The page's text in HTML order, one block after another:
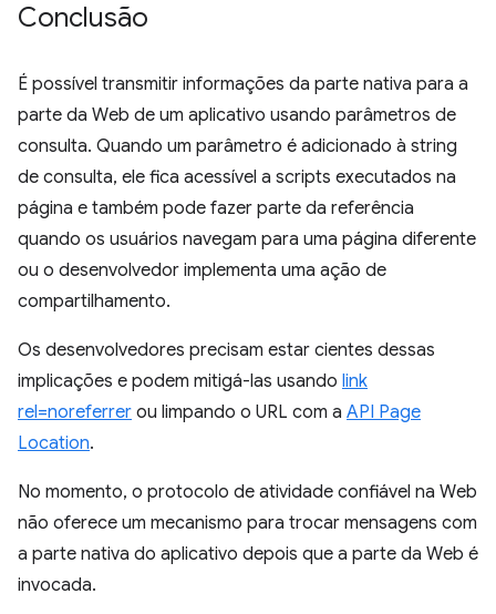
Conclusão
É possível transmitir informações da parte nativa para a
parte da Web de um aplicativo usando parâmetros de
consulta. Quando um parâmetro é adicionado à string
de consulta, ele fica acessível a scripts executados na
página e também pode fazer parte da referência
quando os usuários navegam para uma página diferente
ou o desenvolvedor implementa uma ação de
compartilhamento.
Os desenvolvedores precisam estar cientes dessas
implicações e podem mitigá-las usando link
rel=noreferrer ou limpando o URL com a API Page
Location.
No momento, o protocolo de atividade confiável na Web
não oferece um mecanismo para trocar mensagens com
a parte nativa do aplicativo depois que a parte da Web é
invocada.